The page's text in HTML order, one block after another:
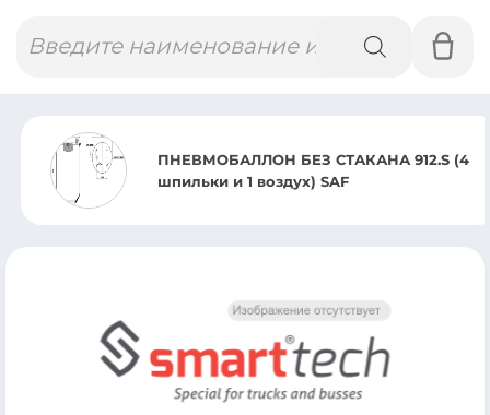
товаров
ПНЕВМОБАЛЛОН БЕЗ СТАКАНА 912.S (4
шпильки и 1 воздух) SAF